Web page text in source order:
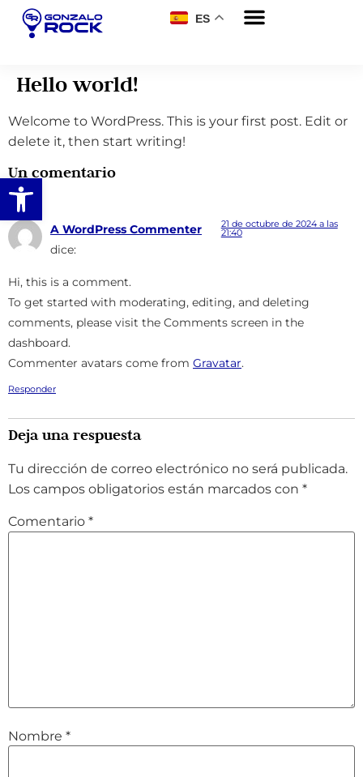
Abrir barra de herramientas
ES
Hello world!
Welcome to WordPress. This is your first post. Edit or
delete it, then start writing!
Un comentario
A WordPress Commenter
dice:
21 de octubre de 2024 a las
21:40
Hi, this is a comment.
To get started with moderating, editing, and deleting
comments, please visit the Comments screen in the
dashboard.
Commenter avatars come from Gravatar.
Responder
Deja una respuesta
Tu dirección de correo electrónico no será publicada.
Los campos obligatorios están marcados con *
Comentario *
Nombre *